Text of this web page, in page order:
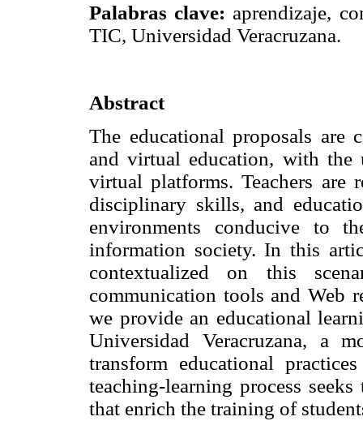
Palabras clave: aprendizaje,
TIC, Universidad Veracruzana.
Abstract
The educational proposals are
and virtual education, with the
virtual platforms. Teachers are
disciplinary skills, and
environments conducive to
information society. In this
contextualized on this
communication tools and Web
we provide an educational
Universidad Veracruzana, a
transform educational
teaching-learning process
that enrich the training of